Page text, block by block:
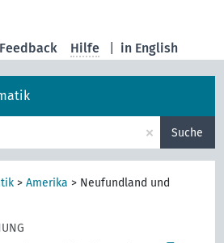
in English
Feedback Hilfe
× Suche
>Amerika > Neufundland und